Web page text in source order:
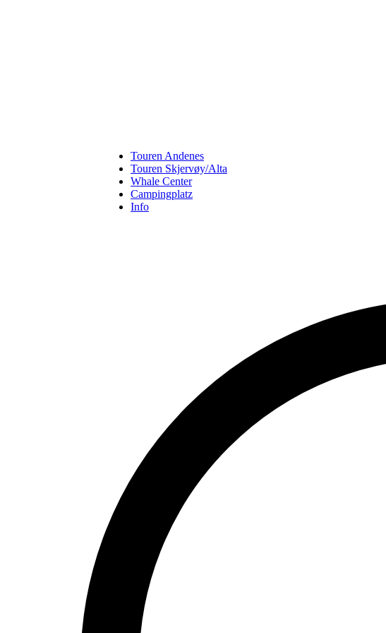
Touren Andenes
Touren Skjervøy/Alta
Whale Center
Campingplatz
Info